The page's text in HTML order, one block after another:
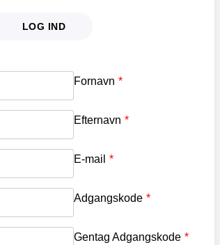
LOG IND
Fornavn *
Efternavn *
E-mail *
Adgangskode *
Gentag Adgangskode *
E-mail
Adgangskode